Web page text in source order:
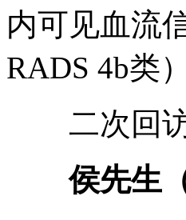
内可见血流
RADS 4b类
二次回访
侯先生（